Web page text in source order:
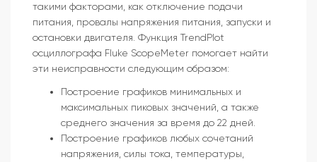
такими факторами, как отключение подачи
питания, провалы напряжения питания, запуски и
остановки двигателя. Функция TrendPlot
осциллографа Fluke ScopeMeter помогает найти
эти неисправности следующим образом:
Построение графиков минимальных и
максимальных пиковых значений, а также
среднего значения за время до 22 дней.
Построение графиков любых сочетаний
напряжения, силы тока, температуры,